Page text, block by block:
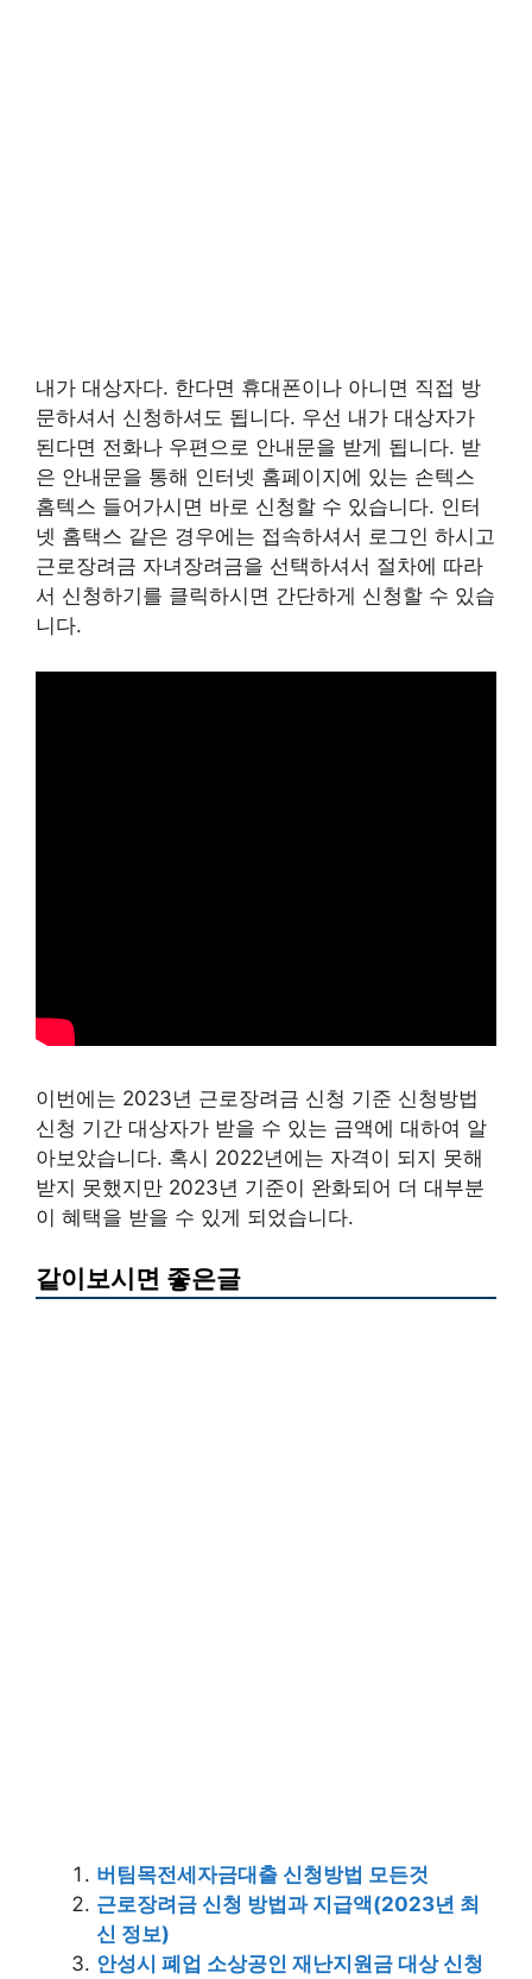
내가 대상자다. 한다면 휴대폰이나 아니면 직접 방
문하셔서 신청하셔도 됩니다. 우선 내가 대상자가
된다면 전화나 우편으로 안내문을 받게 됩니다. 받
은 안내문을 통해 인터넷 홈페이지에 있는 손텍스
홈텍스 들어가시면 바로 신청할 수 있습니다. 인터
넷 홈택스 같은 경우에는 접속하셔서 로그인 하시고
근로장려금 자녀장려금을 선택하셔서 절차에 따라
서 신청하기를 클릭하시면 간단하게 신청할 수 있습
니다.
이번에는 2023년 근로장려금 신청 기준 신청방법
신청 기간 대상자가 받을 수 있는 금액에 대하여 알
아보았습니다. 혹시 2022년에는 자격이 되지 못해
받지 못했지만 2023년 기준이 완화되어 더 대부분
이 혜택을 받을 수 있게 되었습니다.
같이보시면 좋은글
버팀목전세자금대출 신청방법 모든것
근로장려금 신청 방법과 지급액(2023년 최
신 정보)
안성시 폐업 소상공인 재난지원금 대상 신청